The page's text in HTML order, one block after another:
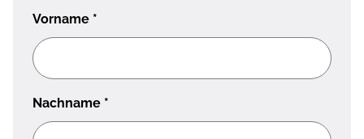
Vorname *
Nachname *